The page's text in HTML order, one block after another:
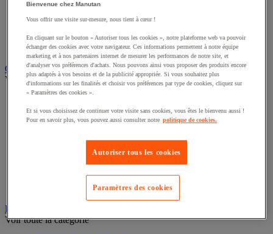
Chauffage au fuel
Chauffage électrique
Rafraîchisseur et déshumidificateur
Convoyeur
Voir toute la catégorie
Bille de manutention
Convoyeur à rouleaux
Convoyeur motorisé à bande
Convoyeur pour palettes
Rail et barrette de manutention
Rouleau de manutention et galet pour convoyeur
Diable
Voir toute la catégorie
Bienvenue chez Manutan
Vous offrir une visite sur-mesure, nous tient à cœur !
En cliquant sur le bouton « Autoriser tous les cookies », notre plateforme web va pouvoir
échanger des cookies avec votre navigateur. Ces informations permettent à notre équipe
marketing et à nos partenaires internet de mesurer les performances de notre site, et
d'analyser vos préférences d'achats. Nous pouvons ainsi vous proposer des produits encore
plus adaptés à vos besoins et de la publicité appropriée. Si vous souhaitez plus
d'informations sur les finalités et choisir vos préférences par type de cookies, cliquez sur
« Paramètres des cookies ».
Et si vous choisissez de continuer votre visite sans cookies, vous êtes le bienvenu aussi !
Pour en savoir plus, vous pouvez aussi consulter notre politique de cookies.
Autoriser tous les cookies
Paramètres des cookies